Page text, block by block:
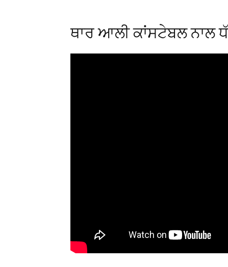
ਥਾਰ ਆਲੀ ਕਾਂਸਟੇਬਲ ਨਾਲ